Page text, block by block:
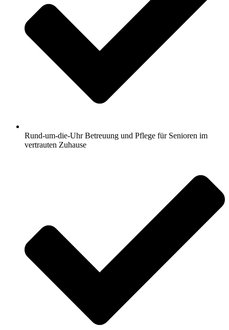
Rund-um-die-Uhr Betreuung und Pflege für Senioren im
vertrauten Zuhause